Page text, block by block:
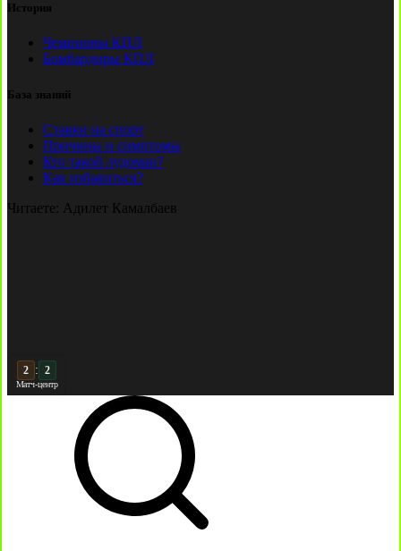
История
Чемпионы КПЛ
Бомбардиры КПЛ
База знаний
Ставки на спорт
Причины и симптомы
Кто такой лудоман?
Как избавиться?
Читаете: Адилет Камалбаев
3 :
Матч-центр